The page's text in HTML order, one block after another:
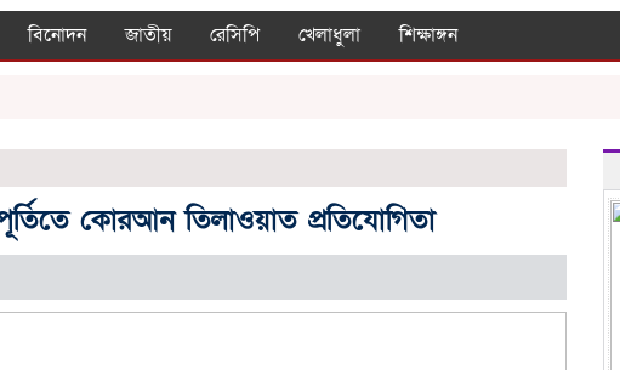
বিনোদন জাতীয় রেসিপি খেলাধুলা শিক্ষাঙ্গন
কোরআন তিলাওয়াত প্রতিযোগিতা